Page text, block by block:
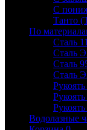
С
Танто
По
Сталь
Сталь
Сталь
Сталь
Рукоять
Водолазные